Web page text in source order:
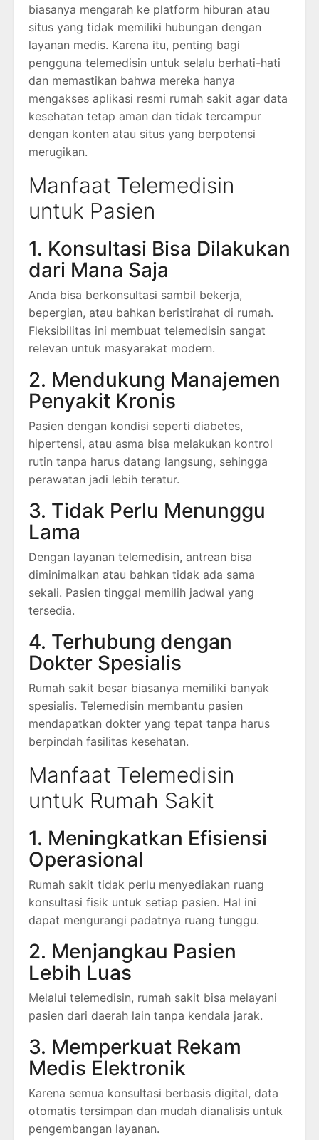
biasanya mengarah ke platform hiburan atau
situs yang tidak memiliki hubungan dengan
layanan medis. Karena itu, penting bagi
pengguna telemedisin untuk selalu berhati-hati
dan memastikan bahwa mereka hanya
mengakses aplikasi resmi rumah sakit agar data
kesehatan tetap aman dan tidak tercampur
dengan konten atau situs yang berpotensi
merugikan.
Manfaat Telemedisin
untuk Pasien
1. Konsultasi Bisa Dilakukan
dari Mana Saja
Anda bisa berkonsultasi sambil bekerja,
bepergian, atau bahkan beristirahat di rumah.
Fleksibilitas ini membuat telemedisin sangat
relevan untuk masyarakat modern.
2. Mendukung Manajemen
Penyakit Kronis
Pasien dengan kondisi seperti diabetes,
hipertensi, atau asma bisa melakukan kontrol
rutin tanpa harus datang langsung, sehingga
perawatan jadi lebih teratur.
3. Tidak Perlu Menunggu
Lama
Dengan layanan telemedisin, antrean bisa
diminimalkan atau bahkan tidak ada sama
sekali. Pasien tinggal memilih jadwal yang
tersedia.
4. Terhubung dengan
Dokter Spesialis
Rumah sakit besar biasanya memiliki banyak
spesialis. Telemedisin membantu pasien
mendapatkan dokter yang tepat tanpa harus
berpindah fasilitas kesehatan.
Manfaat Telemedisin
untuk Rumah Sakit
1. Meningkatkan Efisiensi
Operasional
Rumah sakit tidak perlu menyediakan ruang
konsultasi fisik untuk setiap pasien. Hal ini
dapat mengurangi padatnya ruang tunggu.
2. Menjangkau Pasien
Lebih Luas
Melalui telemedisin, rumah sakit bisa melayani
pasien dari daerah lain tanpa kendala jarak.
3. Memperkuat Rekam
Medis Elektronik
Karena semua konsultasi berbasis digital, data
otomatis tersimpan dan mudah dianalisis untuk
pengembangan layanan.